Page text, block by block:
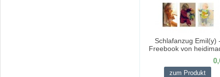
Schlafanzug Emil(y)
Freebook von
zum Produkt